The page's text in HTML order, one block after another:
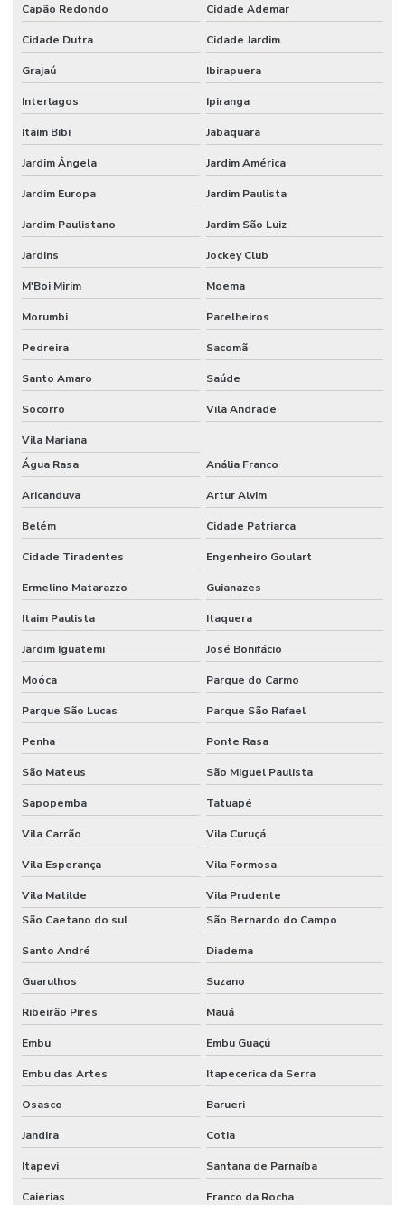
Montagem de stand de exibição
Montagem de stand de exibição para eventos
Montagem de stand para feiras
Montagem de stand preço
Montagem de stands
Montagem de stands para feiras sp
Onde alugar stands
Recorte router em pvc expandido
Router cnc acrilico
Router cnc para madeira
Router cnc para pvc expandido
Serviço de cnc sob medida
Serviço de corte cnc router
Serviço de corte de pvc expandido
Serviço de corte router madeira cnc
Serviço de gravação cnc router
Serviço de rebaixo cnc router
Serviço router cnc
Serviço de router cnc para acm
Serviço de router cnc para marcenaria
Serviços de corte cnc de qualidade
Stand básico
Stand para eventos
Stand modular
Stand personalizado para evento
Stand personalizado para feira
Stands para eventos em sp
Stands para feiras
Stands feiras e congressos
Stands feiras e congressos
Stands em sp
Stands em sp
Capão Redondo Cidade Ademar
Cidade Dutra Cidade Jardim
Grajaú Ibirapuera
Interlagos Ipiranga
Itaim Bibi Jabaquara
Jardim Ângela Jardim América
Jardim Europa Jardim Paulista
Jardim Paulistano Jardim São Luiz
Jardins Jockey Club
M'Boi Mirim Moema
Morumbi Parelheiros
Pedreira Sacomã
Santo Amaro Saúde
Socorro Vila Andrade
Vila Mariana
Água Rasa
Anália Franco
Aricanduva Artur Alvim
Belém Cidade Patriarca
Cidade Tiradentes Engenheiro Goulart
Ermelino Matarazzo Guianazes
Itaim Paulista Itaquera
Jardim Iguatemi José Bonifácio
Moóca Parque do Carmo
Parque São Lucas Parque São Rafael
Penha Ponte Rasa
São Mateus São Miguel Paulista
Sapopemba Tatuapé
Vila Carrão Vila Curuçá
Vila Esperança Vila Formosa
Vila Matilde
Vila Prudente
São Caetano do sul
São Bernardo do Campo
Santo André Diadema
Guarulhos Suzano
Ribeirão Pires Mauá
Embu Embu Guaçú
Embu das Artes Itapecerica da Serra
Osasco Barueri
Jandira Cotia
Itapevi Santana de Parnaíba
Caierias Franco da Rocha